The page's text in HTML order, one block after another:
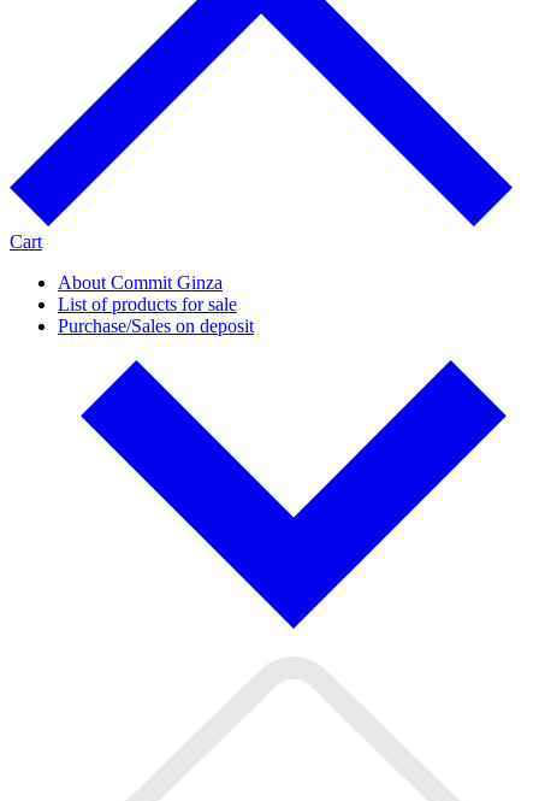
Cart
About Commit Ginza
List of products for sale
Purchase/Sales on deposit